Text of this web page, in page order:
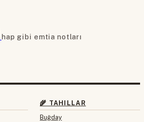
hap gibi emtia notları
🌾 TAHILLAR
Buğday